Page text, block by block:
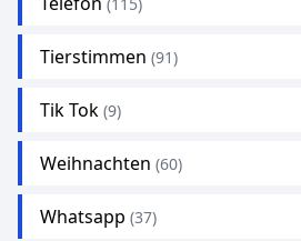
Tierstimmen (91)
Tik Tok (9)
Weihnachten (60)
Whatsapp (37)